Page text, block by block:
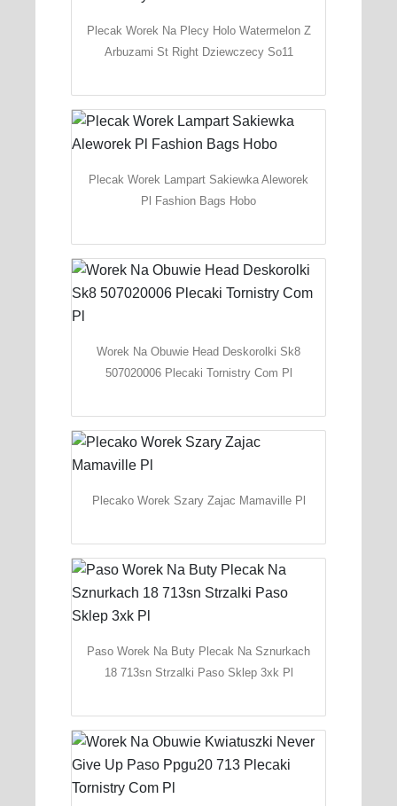
Plecak Worek Na Plecy Holo Watermelon Z
Arbuzami St Right Dziewczecy So11
Plecak Worek Lampart Sakiewka Aleworek
Pl Fashion Bags Hobo
Worek Na Obuwie Head Deskorolki Sk8
507020006 Plecaki Tornistry Com Pl
Plecako Worek Szary Zajac Mamaville Pl
Paso Worek Na Buty Plecak Na Sznurkach
18 713sn Strzalki Paso Sklep 3xk Pl